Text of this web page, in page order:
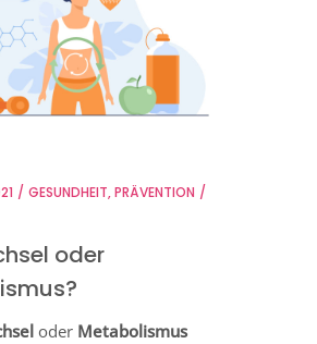
GESUNDHEIT,PRÄVENTION
oder
oder Metabolismus